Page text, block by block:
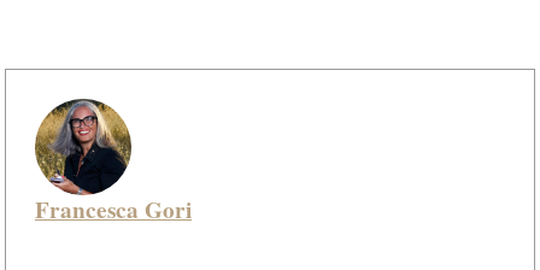
Francesca Gori